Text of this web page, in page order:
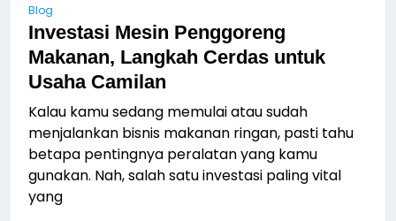
Blog
Investasi Mesin Penggoreng
Makanan, Langkah Cerdas untuk
Usaha Camilan
Kalau kamu sedang memulai atau sudah
menjalankan bisnis makanan ringan, pasti tahu
betapa pentingnya peralatan yang kamu
gunakan. Nah, salah satu investasi paling vital
yang